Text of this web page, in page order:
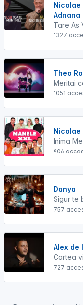
Nicolae
Adnana
Tare As
1327
Theo
Meritai
1051
Nicolae
Inima
906
Danya
Sigur te
757
Alex de
Cartea
727